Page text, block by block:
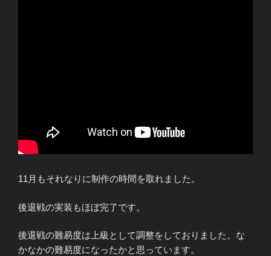
11月もそれなりに制作の時間を取れました。
後退戦の実装もほぼ完了です。
後退戦の難易度は上級として調整をしておりました。な
かなかの難易度になったかと思っています。